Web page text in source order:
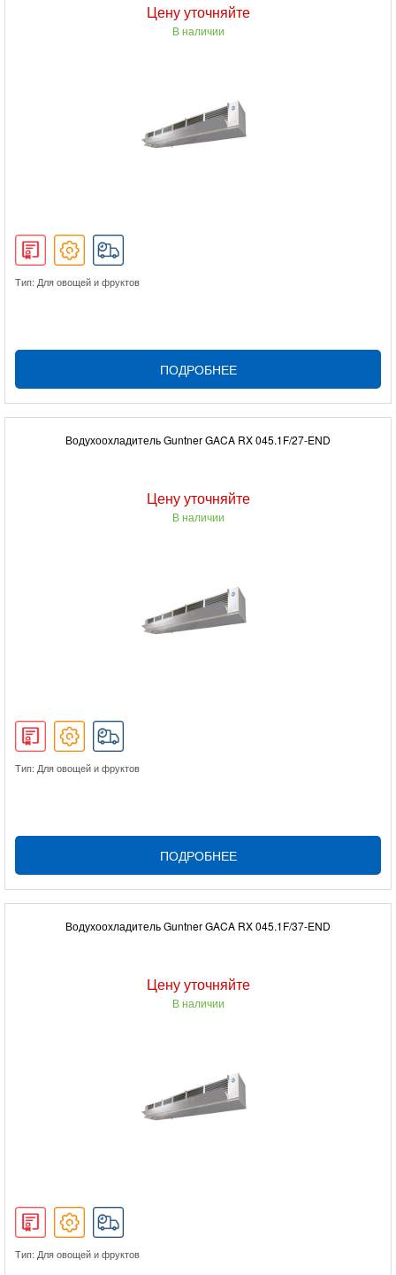
Цену уточняйте
В наличии
Тип: Для овощей и фруктов
ПОДРОБНЕЕ
Водухоохладитель Guntner GACA RX 045.1F/27-END
Цену уточняйте
В наличии
Тип: Для овощей и фруктов
ПОДРОБНЕЕ
Водухоохладитель Guntner GACA RX 045.1F/37-END
Цену уточняйте
В наличии
Тип: Для овощей и фруктов